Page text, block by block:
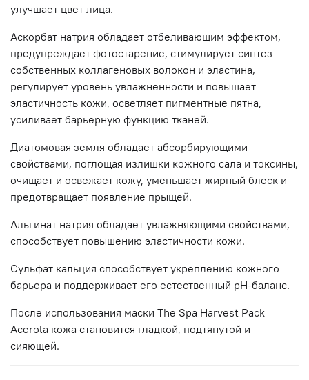
улучшает цвет лица.
Аскорбат натрия обладает отбеливающим эффектом,
предупреждает фотостарение, стимулирует синтез
собственных коллагеновых волокон и эластина,
регулирует уровень увлажненности и повышает
эластичность кожи, осветляет пигментные пятна,
усиливает барьерную функцию тканей.
Диатомовая земля обладает абсорбирующими
свойствами, поглощая излишки кожного сала и токсины,
очищает и освежает кожу, уменьшает жирный блеск и
предотвращает появление прыщей.
Альгинат натрия обладает увлажняющими свойствами,
способствует повышению эластичности кожи.
Сульфат кальция способствует укреплению кожного
барьера и поддерживает его естественный pH-баланс.
После использования маски The Spa Harvest Pack
Acerola кожа становится гладкой, подтянутой и
сияющей.